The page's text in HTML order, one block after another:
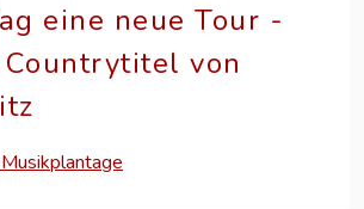
eine neue Tour -
von